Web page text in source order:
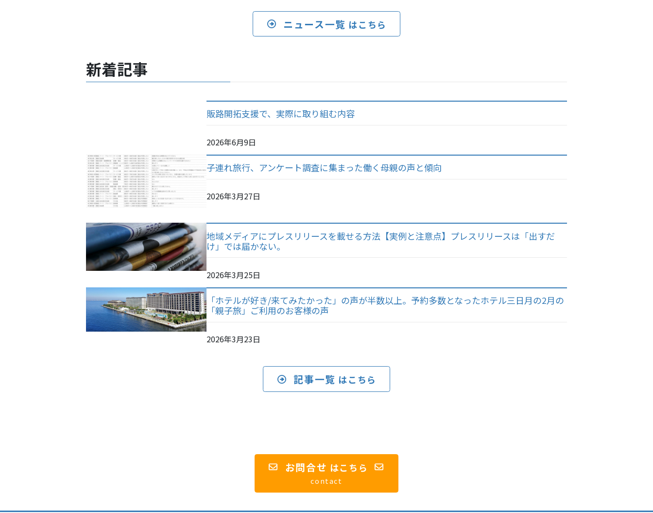
ニュース一覧 はこちら
新着記事
販路開拓支援で、実際に取り組む内容
2026年6月9日
子連れ旅行、アンケート調査に集まった働く母親の声と傾向
2026年3月27日
地域メディアにプレスリリースを載せる方法【実例と注意点】プレスリリースは「出すだ
け」では届かない。
2026年3月25日
「ホテルが好き/来てみたかった」の声が半数以上。予約多数となったホテル三日月の2月の
「親子旅」ご利用のお客様の声
2026年3月23日
記事一覧 はこちら
お問合せ はこちら
contact